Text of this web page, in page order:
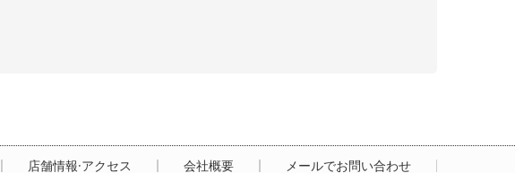
店舗情報·アクセス 会社概要 メールでお問い合わせ